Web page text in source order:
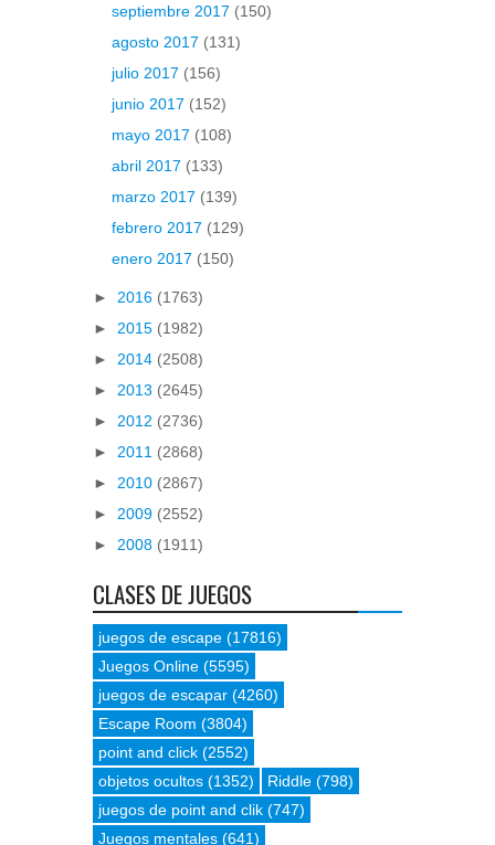
septiembre 2017 (150)
agosto 2017 (131)
julio 2017 (156)
junio 2017 (152)
mayo 2017 (108)
abril 2017 (133)
marzo 2017 (139)
febrero 2017 (129)
enero 2017 (150)
► 2016 (1763)
► 2015 (1982)
► 2014 (2508)
► 2013 (2645)
► 2012 (2736)
► 2011 (2868)
► 2010 (2867)
► 2009 (2552)
► 2008 (1911)
CLASES DE JUEGOS
juegos de escape (17816)
Juegos Online (5595)
juegos de escapar (4260)
Escape Room (3804)
point and click (2552)
objetos ocultos (1352) Riddle (798)
juegos de point and clik (747)
Juegos mentales (641)